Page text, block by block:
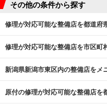
その他の条件から探す
修理が対応可能な整備店を都道府
修理が対応可能な整備店を市区町
新潟県新潟市東区内の整備店をメ
原付の修理が対応可能な整備店を